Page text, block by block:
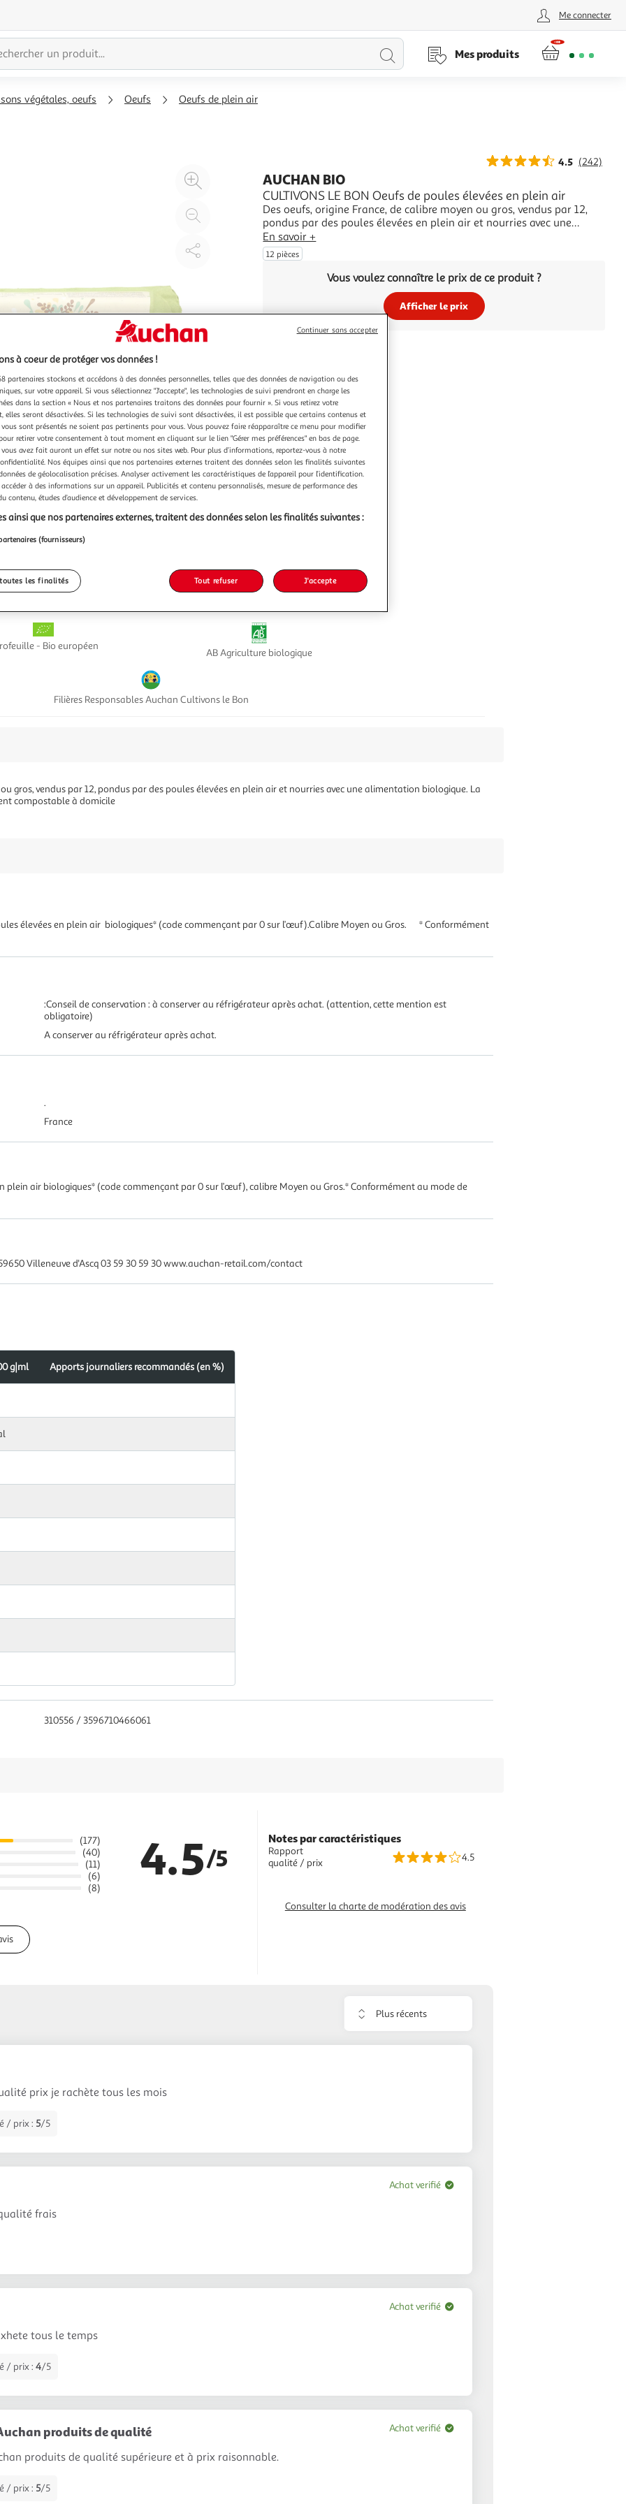
Me connecter
Lancer
Mes produits
végétales, oeufs Oeufs Oeufs de plein air
Agrandir
l'illustration
l'illustration
Partager
4.5 (242)
AUCHAN BIO
CULTIVONS LE BON Oeufs de poules élevées en plein air
Des oeufs, origine France, de calibre moyen ou gros, vendus par 12,
pondus par des poules élevées en plein air et nourries avec une
alimentation biologique. La boîte est entièrement recyclable et
également compostable à domicile
En savoir +
12 pièces
Vous voulez connaître le prix de ce produit ?
Afficher le prix
- Bio européen
AB Agriculture biologique
Filières Responsables Auchan Cultivons le Bon
gros, vendus par 12, pondus par des poules élevées en plein air et nourries avec une alimentation biologique. La
compostable à domicile
élevées en plein air biologiques* (code commençant par 0 sur l’œuf).Calibre Moyen ou Gros. * Conformément
:Conseil de conservation : à conserver au réfrigérateur après achat. (attention, cette mention est
obligatoire)
A conserver au réfrigérateur après achat.
.
France
plein air biologiques* (code commençant par 0 sur l’œuf), calibre Moyen ou Gros.* Conformément au mode de
Villeneuve d'Ascq 03 59 30 59 30 www.auchan-retail.com/contact
g|ml Apports journaliers recommandés (en %)
310556 / 3596710466061
(177)
(40)
(11)
(6)
(8)
4.5/5
Notes par caractéristiques
Rapport
qualité / prix
4.5
Consulter la charte de modération des avis
Trier
avis
prix je rachète tous les mois
/ prix : 5/5
frais
Achat verifié
tous le temps
/ prix : 4/5
Achat verifié
produits de qualité
produits de qualité supérieure et à prix raisonnable.
/ prix : 5/5
Achat verifié
à coeur de protéger vos données !
partenaires stockons et accédons à des données personnelles, telles que des données de navigation ou des
sur votre appareil. Si vous sélectionnez "J'accepte", les technologies de suivi prendront en charge les
dans la section « Nous et nos partenaires traitons des données pour fournir ». Si vous retirez votre
elles seront désactivées. Si les technologies de suivi sont désactivées, il est possible que certains contenus et
sont présentés ne soient pas pertinents pour vous. Vous pouvez faire réapparaître ce menu pour modifier
retirer votre consentement à tout moment en cliquant sur le lien "Gérer mes préférences" en bas de page.
vous avez fait auront un effet sur notre ou nos sites web. Pour plus d’informations, reportez-vous à notre
Nos équipes ainsi que nos partenaires externes traitent des données selon les finalités suivantes
de géolocalisation précises. Analyser activement les caractéristiques de l’appareil pour l’identification.
à des informations sur un appareil. Publicités et contenu personnalisés, mesure de performance des
contenu, études d’audience et développement de services.
ainsi que nos partenaires externes, traitent des données selon les finalités suivantes :
(fournisseurs)
les finalités Tout refuser J'accepte
Continuer sans accepter